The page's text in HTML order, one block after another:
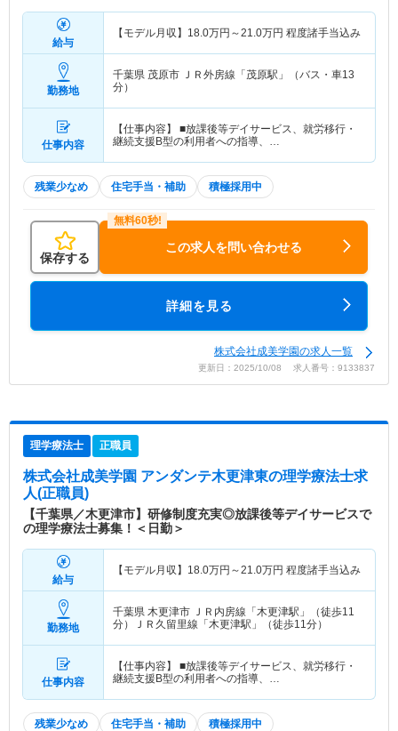
給与
【モデル月収】 18.0万円～21.0万円 程度諸手当込み
勤務地
千葉県 茂原市 ＪＲ外房線「茂原駅」（バス・車13
分）
仕事内容
【仕事内容】 ■放課後等デイサービス、就労移行・
継続支援B型の利用者への指導、…
残業少なめ 住宅手当・補助 積極採用中
保存する
この求人を問い合わせる
詳細を見る
株式会社成美学園の求人一覧
更新日：2025/10/08 求人番号：9133837
理学療法士 正職員
株式会社成美学園 アンダンテ木更津東の理学療法士求
人(正職員)
【千葉県／木更津市】研修制度充実◎放課後等デイサービスで
の理学療法士募集！＜日勤＞
給与
【モデル月収】 18.0万円～21.0万円 程度諸手当込み
勤務地
千葉県 木更津市 ＪＲ内房線「木更津駅」（徒歩11
分）ＪＲ久留里線「木更津駅」（徒歩11分）
仕事内容
【仕事内容】 ■放課後等デイサービス、就労移行・
継続支援B型の利用者への指導、…
残業少なめ 住宅手当・補助 積極採用中